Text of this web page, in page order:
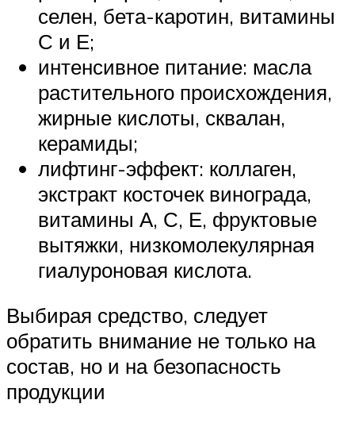
селен, бета-каротин, витамины
С и Е;
интенсивное питание: масла
растительного происхождения,
жирные кислоты, сквалан,
керамиды;
лифтинг-эффект: коллаген,
экстракт косточек винограда,
витамины А, С, Е, фруктовые
вытяжки, низкомолекулярная
гиалуроновая кислота.
Выбирая средство, следует
обратить внимание не только на
состав, но и на безопасность
продукции